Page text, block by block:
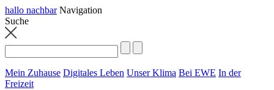
hallo nachbar Navigation
Suche
Mein Zuhause Digitales Leben Unser Klima Bei EWE In der
Freizeit